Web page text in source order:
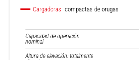
Cargadoras compactas de orugas
Capacidad de operación
nominal
Altura de elevación: totalmente